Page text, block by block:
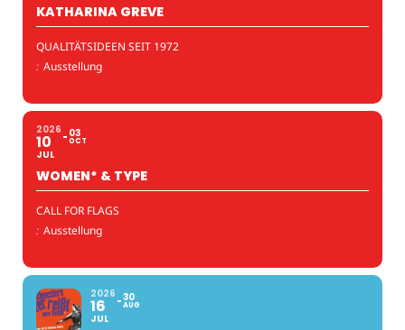
KATHARINA GREVE
QUALITÄTSIDEEN SEIT 1972
: Ausstellung
2026
10
JUL
03
OCT
WOMEN* & TYPE
CALL FOR FLAGS
: Ausstellung
2026
16
JUL
30
AUG